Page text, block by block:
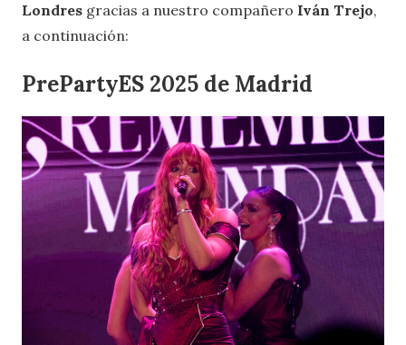
Londres gracias a nuestro compañero Iván Trejo,
a continuación:
PrePartyES 2025 de Madrid